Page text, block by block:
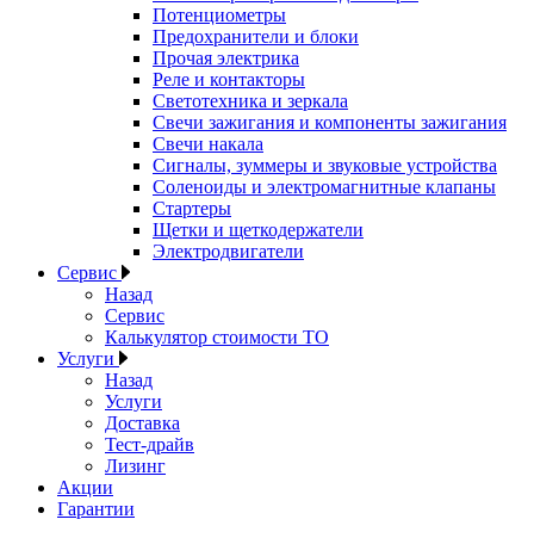
Потенциометры
Предохранители и блоки
Прочая электрика
Реле и контакторы
Светотехника и зеркала
Свечи зажигания и компоненты зажигания
Свечи накала
Сигналы, зуммеры и звуковые устройства
Соленоиды и электромагнитные клапаны
Стартеры
Щетки и щеткодержатели
Электродвигатели
Сервис
Назад
Сервис
Калькулятор стоимости ТО
Услуги
Назад
Услуги
Доставка
Тест-драйв
Лизинг
Акции
Гарантии